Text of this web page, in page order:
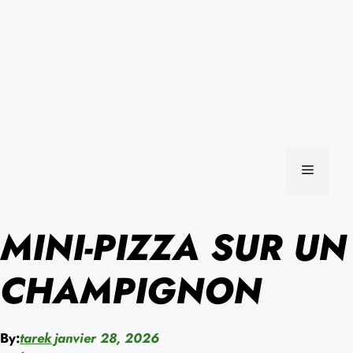
MENU
MINI-PIZZA SUR UN
CHAMPIGNON
By:tarekjanvier 28, 2026